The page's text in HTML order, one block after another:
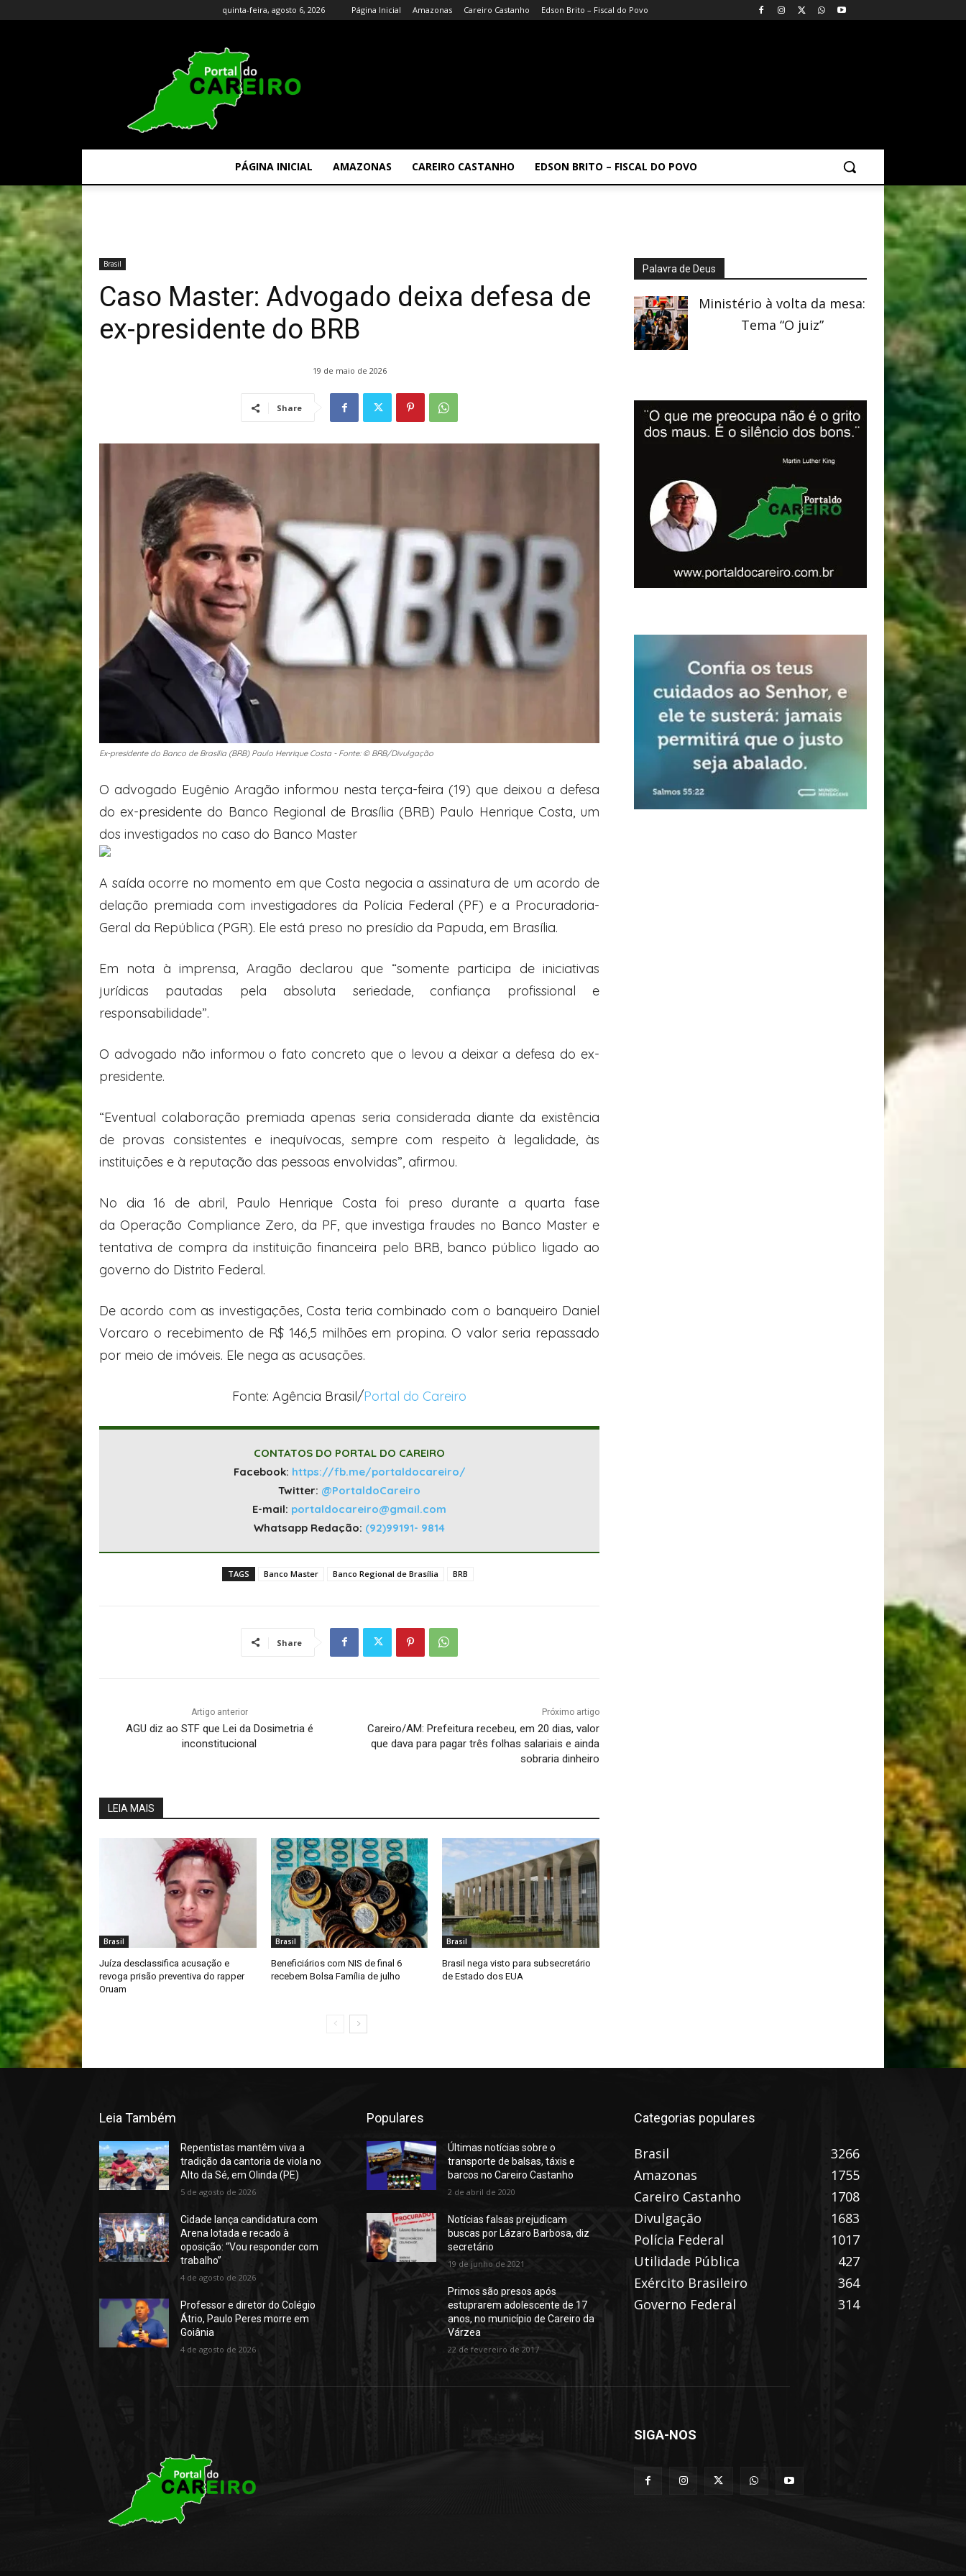
quinta-feira, agosto 6, 2026 Página Inicial Amazonas Careiro Castanho Edson Brito – Fiscal do Povo
PÁGINA INICIAL AMAZONAS CAREIRO CASTANHO EDSON BRITO – FISCAL DO POVO
Brasil
Caso Master: Advogado deixa defesa de
ex-presidente do BRB
19 de maio de 2026
Share
Ex-presidente do Banco de Brasília (BRB) Paulo Henrique Costa - Fonte: © BRB/Divulgação
O advogado Eugênio Aragão informou nesta terça-feira (19) que deixou a defesa
do ex-presidente do Banco Regional de Brasília (BRB) Paulo Henrique Costa, um
dos investigados no caso do Banco Master
A saída ocorre no momento em que Costa negocia a assinatura de um acordo de
delação premiada com investigadores da Polícia Federal (PF) e a Procuradoria-
Geral da República (PGR). Ele está preso no presídio da Papuda, em Brasília.
Em nota à imprensa, Aragão declarou que “somente participa de iniciativas
jurídicas pautadas pela absoluta seriedade, confiança profissional e
responsabilidade”.
O advogado não informou o fato concreto que o levou a deixar a defesa do ex-
presidente.
“Eventual colaboração premiada apenas seria considerada diante da existência
de provas consistentes e inequívocas, sempre com respeito à legalidade, às
instituições e à reputação das pessoas envolvidas”, afirmou.
No dia 16 de abril, Paulo Henrique Costa foi preso durante a quarta fase
da Operação Compliance Zero, da PF, que investiga fraudes no Banco Master e
tentativa de compra da instituição financeira pelo BRB, banco público ligado ao
governo do Distrito Federal.
De acordo com as investigações, Costa teria combinado com o banqueiro Daniel
Vorcaro o recebimento de R$ 146,5 milhões em propina. O valor seria repassado
por meio de imóveis. Ele nega as acusações.
Fonte: Agência Brasil/Portal do Careiro
CONTATOS DO PORTAL DO CAREIRO
Facebook: https://fb.me/portaldocareiro/
Twitter: @PortaldoCareiro
E-mail: portaldocareiro@gmail.com
Whatsapp Redação: (92)99191- 9814
TAGS Banco Master Banco Regional de Brasília BRB
Share
Artigo anterior
AGU diz ao STF que Lei da Dosimetria é
inconstitucional
Próximo artigo
Careiro/AM: Prefeitura recebeu, em 20 dias, valor
que dava para pagar três folhas salariais e ainda
sobraria dinheiro
LEIA MAIS
Brasil
Juíza desclassifica acusação e
revoga prisão preventiva do rapper
Oruam
Brasil
Beneficiários com NIS de final 6
recebem Bolsa Família de julho
Brasil
Brasil nega visto para subsecretário
de Estado dos EUA
Palavra de Deus
Ministério à volta da mesa:
Tema “O juiz”
Leia Também
Repentistas mantêm viva a
tradição da cantoria de viola no
Alto da Sé, em Olinda (PE)
5 de agosto de 2026
Cidade lança candidatura com
Arena lotada e recado à
oposição: “Vou responder com
trabalho”
4 de agosto de 2026
Professor e diretor do Colégio
Átrio, Paulo Peres morre em
Goiânia
4 de agosto de 2026
Populares
Últimas notícias sobre o
transporte de balsas, táxis e
barcos no Careiro Castanho
2 de abril de 2020
Notícias falsas prejudicam
buscas por Lázaro Barbosa, diz
secretário
19 de junho de 2021
Primos são presos após
estuprarem adolescente de 17
anos, no município de Careiro da
Várzea
22 de fevereiro de 2017
Categorias populares
Brasil
3266
Amazonas
1755
Careiro Castanho
1708
Divulgação
1683
Polícia Federal
1017
Utilidade Pública
427
Exército Brasileiro
364
Governo Federal
314
SIGA-NOS